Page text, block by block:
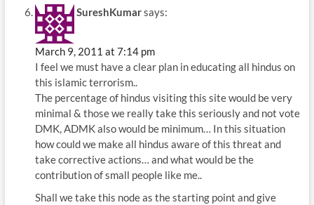
SureshKumarsays:
March 9, 2011 at 7:14 pm
I feel we must have a clear plan in educating all hindus on
this islamic terrorism..
The percentage of hindus visiting this site would be very
minimal & those we really take this seriously and not vote
DMK, ADMK also would be minimum… In this situation
how could we make all hindus aware of this threat and
take corrective actions… and what would be the
contribution of small people like me..
Shall we take this node as the starting point and give